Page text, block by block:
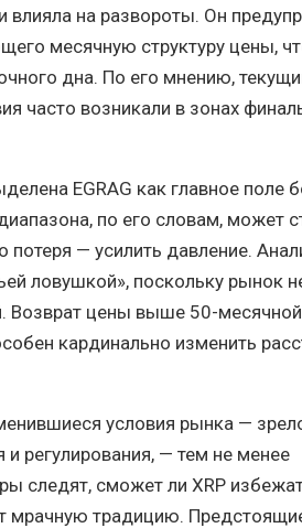
влияла на развороты. Он
месячную структуру цены,
дна. По его мнению,
часто возникали в зонах
EGRAG как главное поле
по его словам, может
— усилить давление.
ловушкой», поскольку рынок
цены выше 50-месячной
кардинально изменить
условия рынка —
и регулирования, — тем не менее
следят, сможет ли XRP
мрачную традицию.